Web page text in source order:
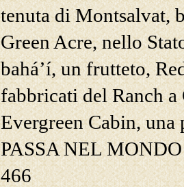
tenuta di Montsalvat,
Green Acre, nello
bahá’í, un frutteto,
fabbricati del Ranch
Evergreen Cabin,
PASSA NEL MONDO
466